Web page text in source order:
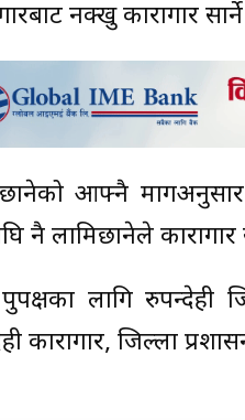
नक्खु कारागार
आफ्नै मागअनुसार
नै लामिछानेले
लागि रुपन्देही
कारागार, जिल्ला